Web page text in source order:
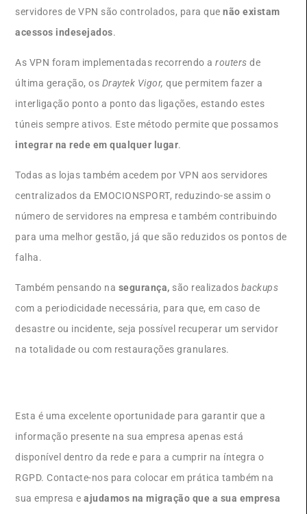
servidores de VPN são controlados, para quenão existam
acessos indesejados.
As VPN foram implementadas recorrendo arouters de
última geração, os Draytek Vigor, que permitem fazer a
interligação ponto a ponto das ligações, estando estes
túneis sempre ativos. Este método permite que possamos
integrar na rede em qualquer lugar.
Todas as lojas também acedem por VPN aos servidores
centralizados da EMOCIONSPORT, reduzindo-se assim o
número de servidores na empresa e também contribuindo
para uma melhor gestão, já que são reduzidos os pontos de
falha.
Também pensando na segurança, são realizados backups
com a periodicidade necessária, para que, em caso de
desastre ou incidente, seja possível recuperar um servidor
na totalidade ou com restaurações granulares.
Esta é uma excelente oportunidade para garantir que a
informação presente na sua empresa apenas está
disponível dentro da rede e para a cumprir na íntegra o
RGPD. Contacte-nos para colocar em prática também na
sua empresa eajudamos na migração que a sua empresa